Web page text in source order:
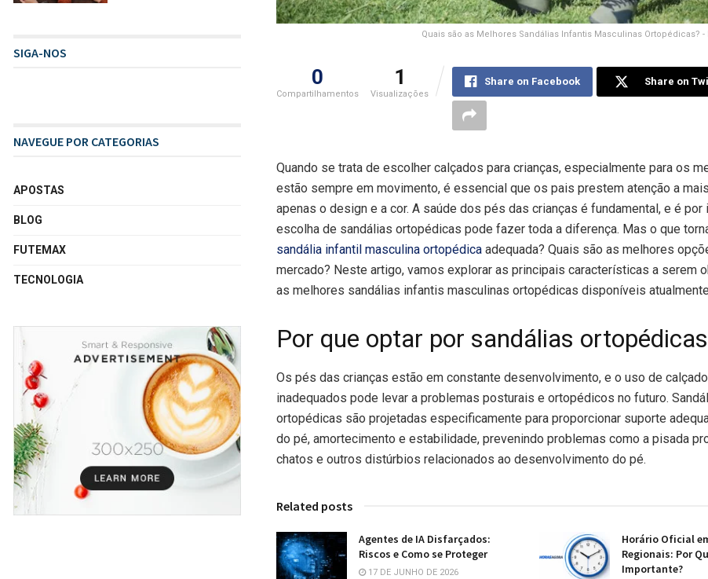
Quais são as Melhores Sandálias Infantis Masculinas Ortopédicas? -
0
Compartilhamentos
1
Visualizações
Share on Facebook Share on
Quando se trata de escolher calçados para crianças, especialmente para os
estão sempre em movimento, é essencial que os pais prestem atenção a
apenas o design e a cor. A saúde dos pés das crianças é fundamental, e é por
escolha de sandálias ortopédicas pode fazer toda a diferença. Mas o que
sandália infantil masculina ortopédica adequada? Quais são as melhores
mercado? Neste artigo, vamos explorar as principais características a serem
as melhores sandálias infantis masculinas ortopédicas disponíveis
Por que optar por sandálias
Os pés das crianças estão em constante desenvolvimento, e o uso de
inadequados pode levar a problemas posturais e ortopédicos no futuro.
ortopédicas são projetadas especificamente para proporcionar suporte
do pé, amortecimento e estabilidade, prevenindo problemas como a pisada
chatos e outros distúrbios relacionados ao desenvolvimento do pé.
Related posts
Agentes de IA Disfarçados:
Riscos e Como se Proteger
17 DE JUNHO DE 2026
Horário Oficial
Regionais: Por
Importante?
SIGA-NOS
NAVEGUE POR CATEGORIAS
APOSTAS
BLOG
FUTEMAX
TECNOLOGIA